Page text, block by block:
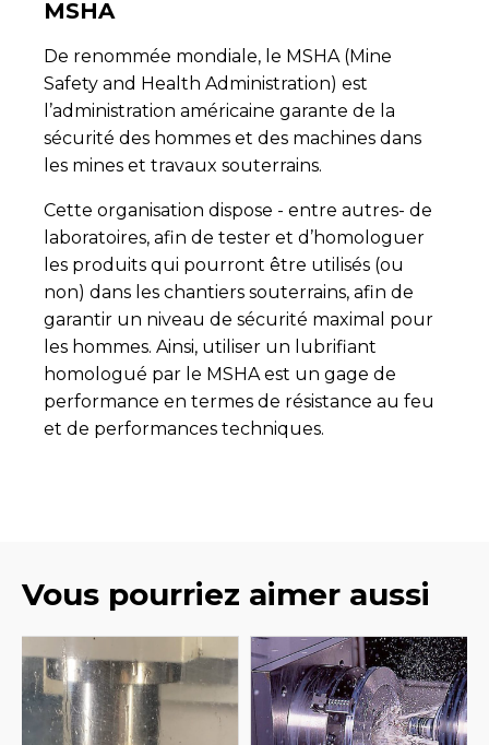
MSHA
De renommée mondiale, le MSHA (Mine
Safety and Health Administration) est
l’administration américaine garante de la
sécurité des hommes et des machines dans
les mines et travaux souterrains.
Cette organisation dispose - entre autres- de
laboratoires, afin de tester et d’homologuer
les produits qui pourront être utilisés (ou
non) dans les chantiers souterrains, afin de
garantir un niveau de sécurité maximal pour
les hommes. Ainsi, utiliser un lubrifiant
homologué par le MSHA est un gage de
performance en termes de résistance au feu
et de performances techniques.
Vous pourriez aimer aussi